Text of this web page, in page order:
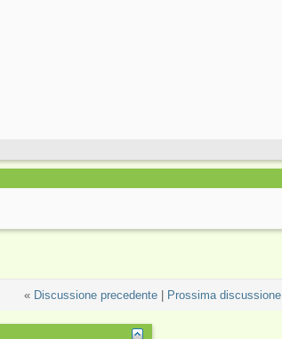
« Discussione precedente| Prossima discussione